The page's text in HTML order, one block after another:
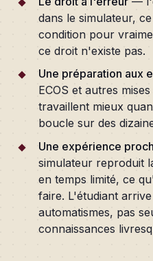
dans le simulateur,
condition pour
ce droit n'existe pas.
Une préparation aux
ECOS et autres
travaillent mieux
boucle sur des
Une expérience
simulateur reproduit
en temps limité, ce
faire. L'étudiant
automatismes, pas
connaissances